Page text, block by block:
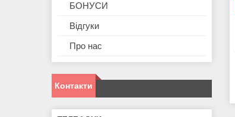
БОНУСИ
Відгуки
Про нас
Контакти